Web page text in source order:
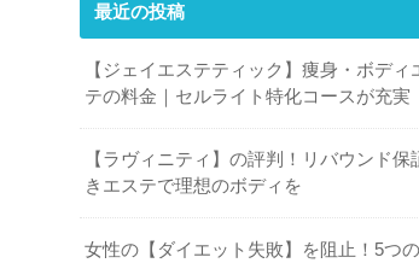
最近の投稿
【ジェイエステティック】痩身・ボディ
テの料金｜セルライト特化コースが充実
【ラヴィニティ】の評判！リバウンド保
きエステで理想のボディを
女性の【ダイエット失敗】を阻止！5つ